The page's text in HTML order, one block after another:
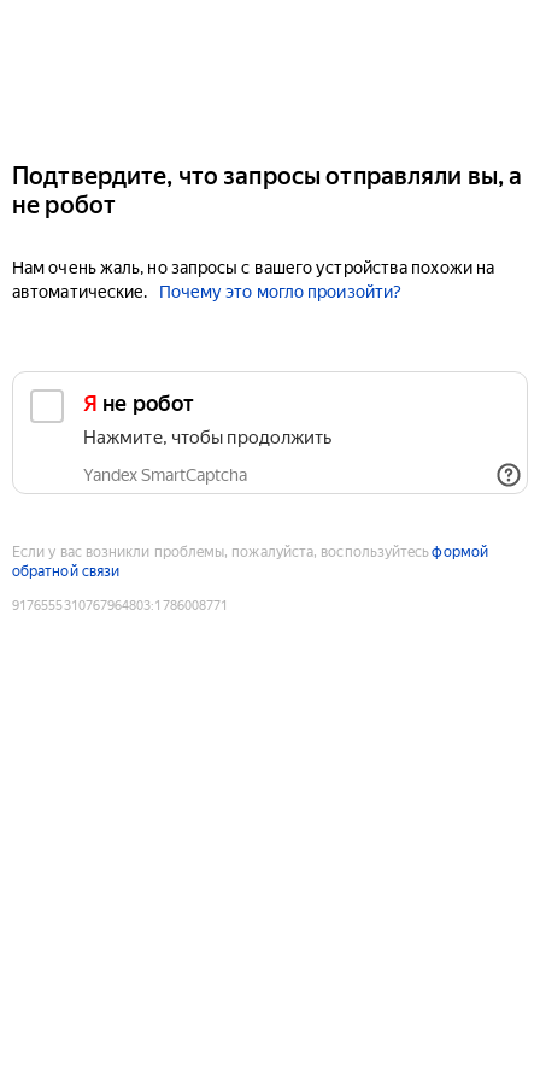
Подтвердите, что запросы отправляли вы, а
не робот
Нам очень жаль, но запросы с вашего устройства похожи на
автоматические.
Почему это могло произойти?
Я не робот
Нажмите, чтобы продолжить
Yandex SmartCaptcha
Если у вас возникли проблемы, пожалуйста, воспользуйтесьформой
обратной связи
9176555310767964803:1786008771